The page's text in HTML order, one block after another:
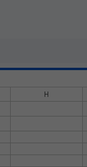
H